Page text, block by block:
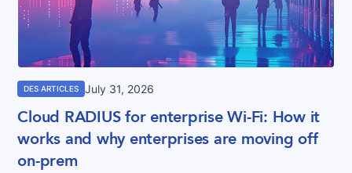
DES ARTICLES July 31, 2026
Cloud RADIUS for enterprise Wi-Fi: How it
works and why enterprises are moving off
on-prem